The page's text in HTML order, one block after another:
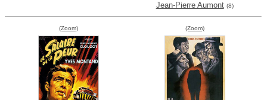
Jean-Pierre Aumont (8)
(Zoom) (Zoom)